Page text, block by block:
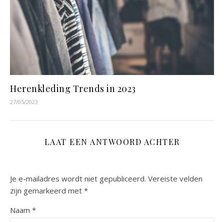
Herenkleding Trends in 2023
27/05/2023
LAAT EEN ANTWOORD ACHTER
Je e-mailadres wordt niet gepubliceerd. Vereiste velden
zijn gemarkeerd met *
Naam *